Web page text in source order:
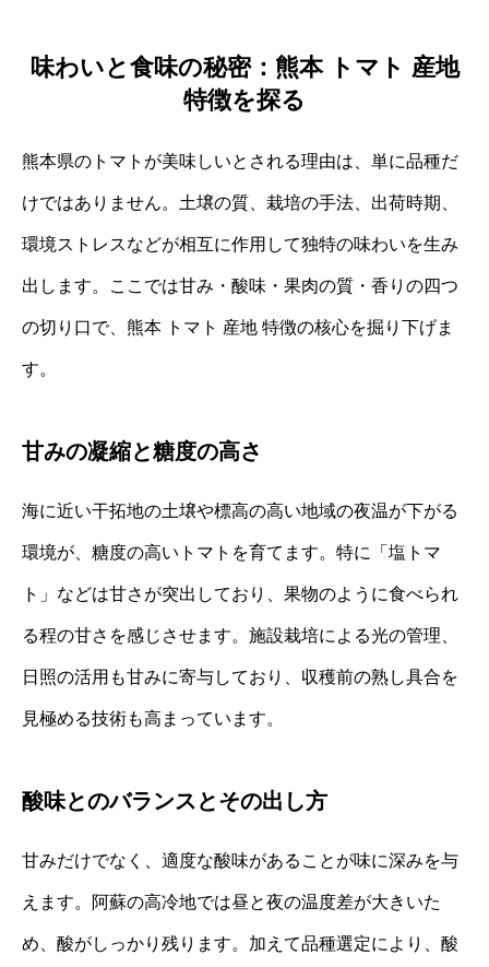
味わいと食味の秘密：熊本 トマト 産地
特徴を探る
熊本県のトマトが美味しいとされる理由は、単に品種だ
けではありません。土壌の質、栽培の手法、出荷時期、
環境ストレスなどが相互に作用して独特の味わいを生み
出します。ここでは甘み・酸味・果肉の質・香りの四つ
の切り口で、熊本 トマト 産地 特徴の核心を掘り下げま
す。
甘みの凝縮と糖度の高さ
海に近い干拓地の土壌や標高の高い地域の夜温が下がる
環境が、糖度の高いトマトを育てます。特に「塩トマ
ト」などは甘さが突出しており、果物のように食べられ
る程の甘さを感じさせます。施設栽培による光の管理、
日照の活用も甘みに寄与しており、収穫前の熟し具合を
見極める技術も高まっています。
酸味とのバランスとその出し方
甘みだけでなく、適度な酸味があることが味に深みを与
えます。阿蘇の高冷地では昼と夜の温度差が大きいた
め、酸がしっかり残ります。加えて品種選定により、酸